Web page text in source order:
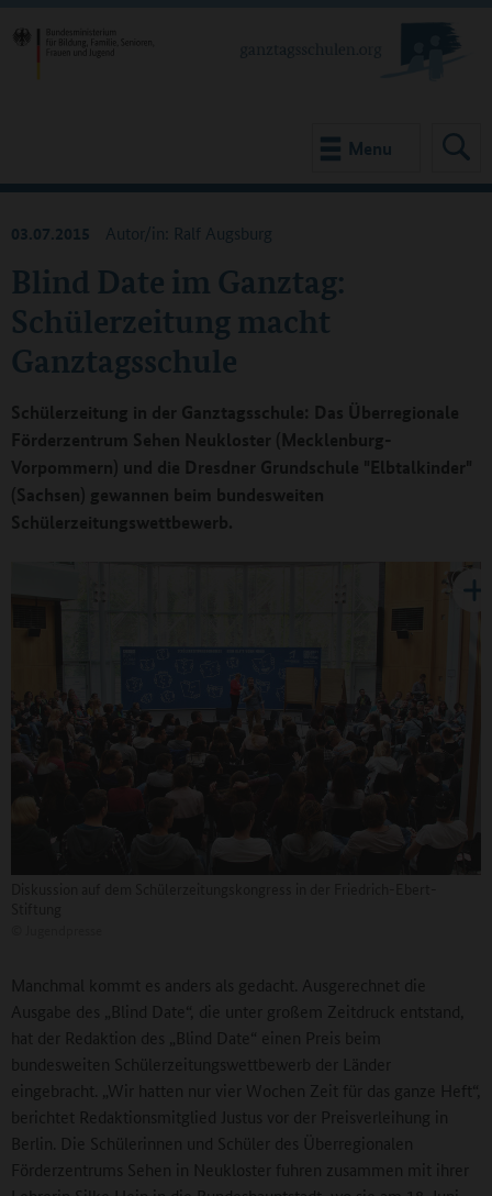
Menu
Blind Date im Ganztag:
Schülerzeitung macht
Ganztagsschule
03.07.2015 Autor/in: Ralf Augsburg
Schülerzeitung in der Ganztagsschule: Das Überregionale
Förderzentrum Sehen Neukloster (Mecklenburg-
Vorpommern) und die Dresdner Grundschule "Elbtalkinder"
(Sachsen) gewannen beim bundesweiten
Schülerzeitungswettbewerb.
Manchmal kommt es anders als gedacht. Ausgerechnet die
Ausgabe des „Blind Date“, die unter großem Zeitdruck entstand,
hat der Redaktion des „Blind Date“ einen Preis beim
bundesweiten Schülerzeitungswettbewerb der Länder
eingebracht. „Wir hatten nur vier Wochen Zeit für das ganze Heft“,
berichtet Redaktionsmitglied Justus vor der Preisverleihung in
Berlin. Die Schülerinnen und Schüler des Überregionalen
Förderzentrums Sehen in Neukloster fuhren zusammen mit ihrer